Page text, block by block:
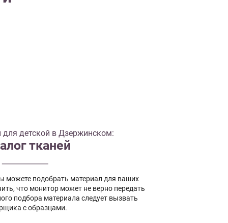
детской в Дзержинском:
тканей
можете подобрать материал для ваших
что монитор может не верно передать
подбора материала следует вызвать
с образцами.